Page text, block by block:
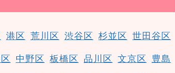
港区 荒川区 渋谷区 杉並区 世田谷区
中野区 板橋区 品川区 文京区 豊島